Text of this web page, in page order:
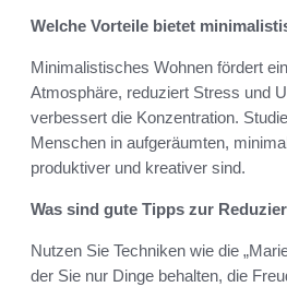
Welche Vorteile bietet
Minimalistisches Wohnen fördert
Atmosphäre, reduziert Stress und
verbessert die Konzentration.
Menschen in aufgeräumten,
produktiver und kreativer sind.
Was sind gute Tipps zur
Nutzen Sie Techniken wie die
der Sie nur Dinge behalten, die